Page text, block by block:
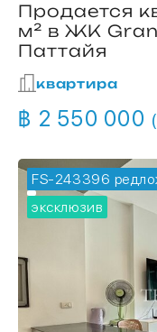
Продается
м² в ЖК
Паттайя
квартира
฿ 2 550 000
FS-243396
🔥 горячее
эксклюзив